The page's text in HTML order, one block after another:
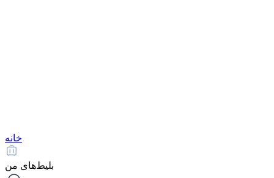
خانه
بلیط‌های من